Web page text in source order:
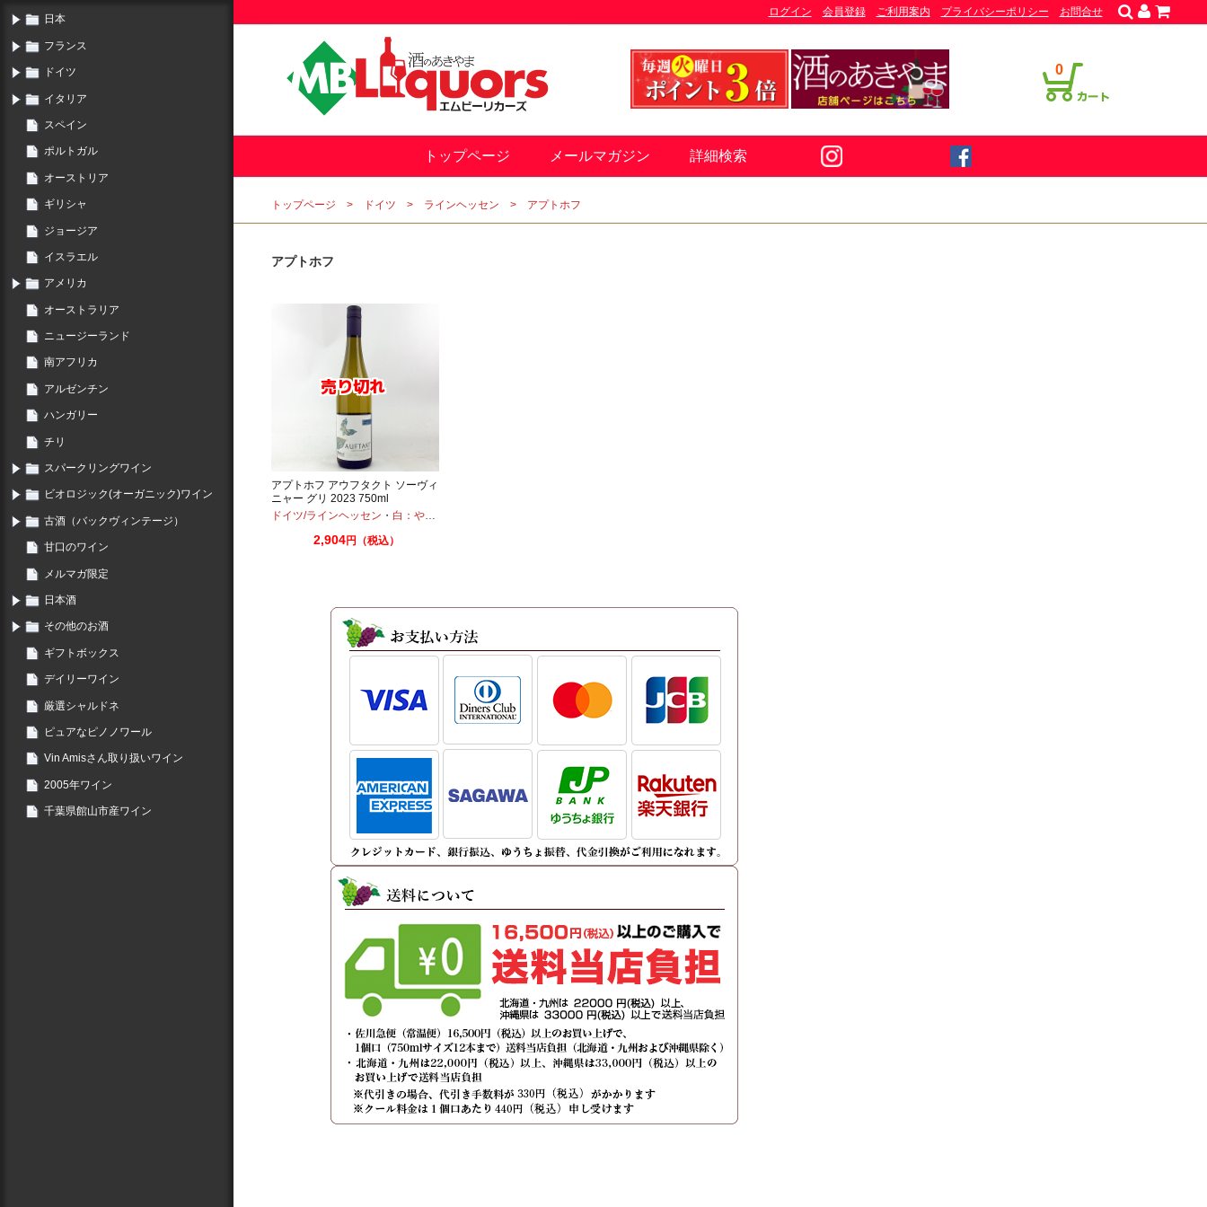
日本
フランス
ドイツ
イタリア
スペイン
ポルトガル
オーストリア
ギリシャ
ジョージア
イスラエル
アメリカ
オーストラリア
ニュージーランド
南アフリカ
アルゼンチン
ハンガリー
チリ
スパークリングワイン
ビオロジック(オーガニック)ワイン
古酒（バックヴィンテージ）
甘口のワイン
メルマガ限定
日本酒
その他のお酒
ギフトボックス
デイリーワイン
厳選シャルドネ
ピュアなピノノワール
Vin Amisさん取り扱いワイン
2005年ワイン
千葉県館山市産ワイン
0
ログイン 会員登録 ご利用案内 プライバシーポリシー お問合せ
トップページ メールマガジン 詳細検索
トップページ ドイツ ラインヘッセン アプトホフ
アプトホフ
アプトホフ アウフタクト ソーヴィ
ニャー グリ 2023 750ml
ドイツ/ラインヘッセン ・ 白：やや辛口
2,904円（税込）